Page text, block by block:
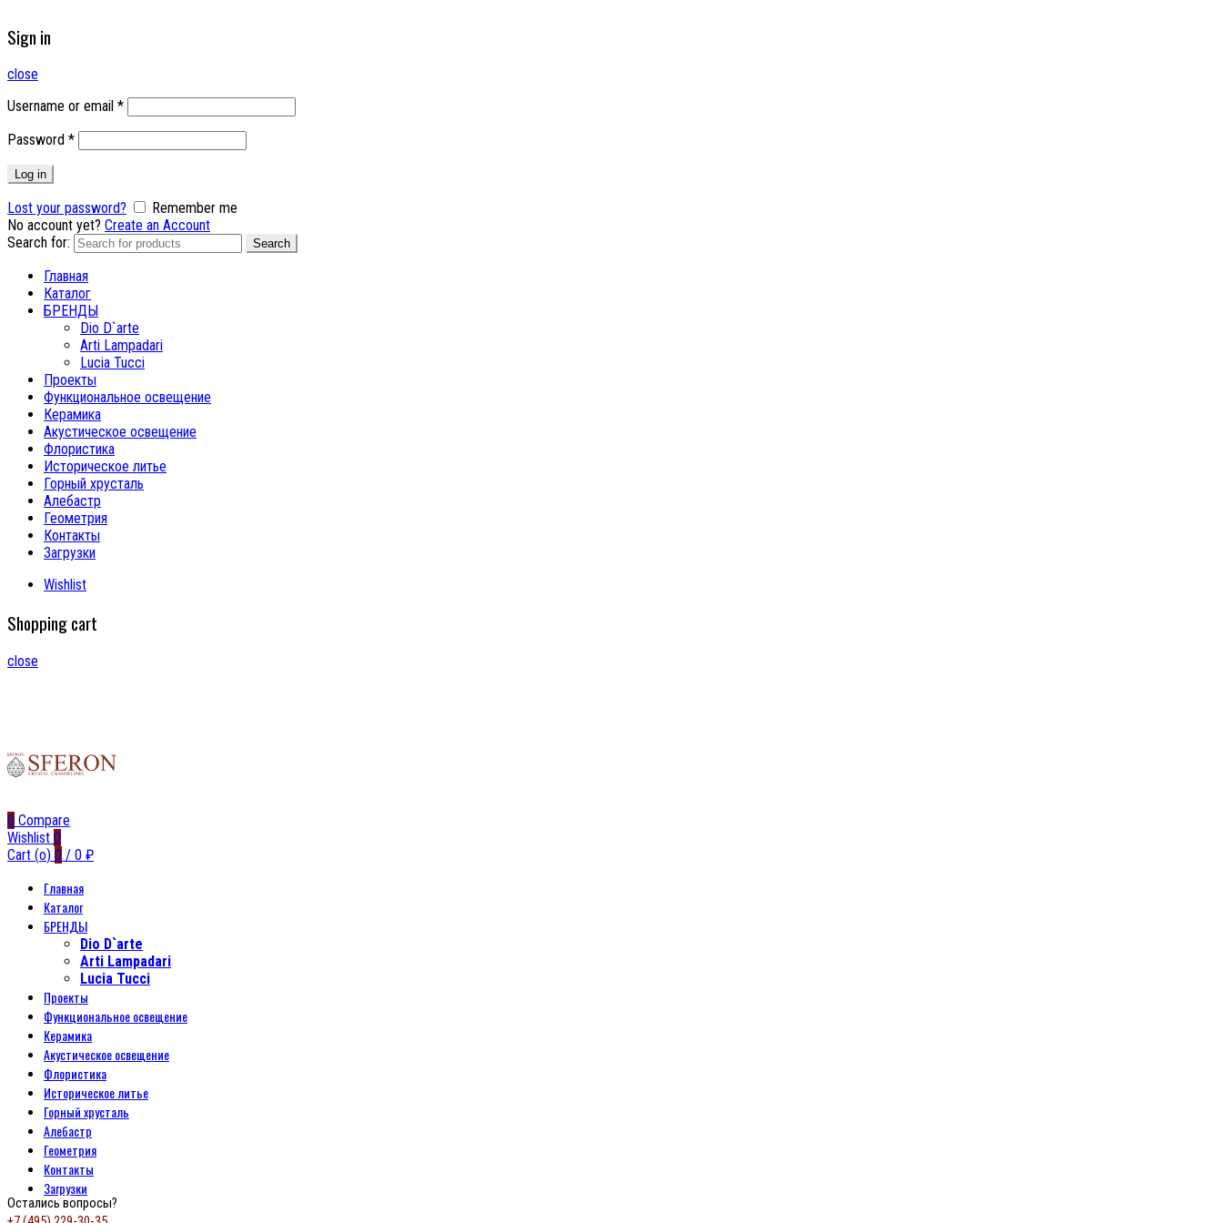
Sign in
close
Username or email *
Password *
Log in
Lost your password?
Remember me
No account yet? Create an Account
Search for:
Search
Главная
Каталог
БРЕНДЫ
Dio D`arte
Arti Lampadari
Lucia Tucci
Проекты
Функциональное освещение
Керамика
Акустическое освещение
Флористика
Историческое литье
Горный хрусталь
Алебастр
Геометрия
Контакты
Загрузки
Wishlist
Shopping cart
close
0 Compare
Wishlist 0
Cart (o) 0 / 0 ₽
Главная
Каталог
БРЕНДЫ
Dio D`arte
Arti Lampadari
Lucia Tucci
Проекты
Функциональное освещение
Керамика
Акустическое освещение
Флористика
Историческое литье
Горный хрусталь
Алебастр
Геометрия
Контакты
Загрузки
Остались вопросы?